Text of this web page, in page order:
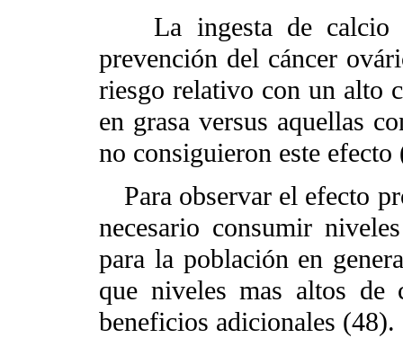
La ingesta de calcio
prevención del cáncer
riesgo relativo con un alto
en grasa versus aquellas
no consiguieron este efecto
Para observar el efecto
necesario consumir
para la población en
que niveles mas altos de
beneficios adicionales (48).